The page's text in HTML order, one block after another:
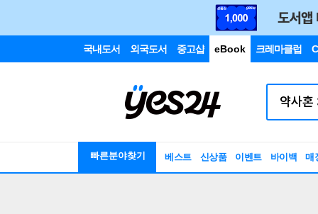
국내도서 외국도서 중고샵 eBook 크레마클럽
빠른분야찾기 베스트 신상품 이벤트 바이백 매